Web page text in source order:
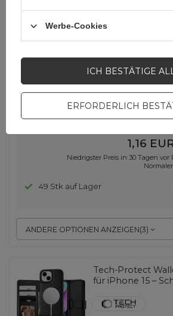
SCHNÄPPCHEN
MagSafe-
ANDERE OPTIONEN ANZEIGEN(3)
Lila
1,16
Niedrigster Preis in 30 Tagen vor
49 Stk auf Lager
Tech-Protect
für iPhone 15 –
Werbe-Cookies
ERFORDERLICH
ICH BESTÄTIGE